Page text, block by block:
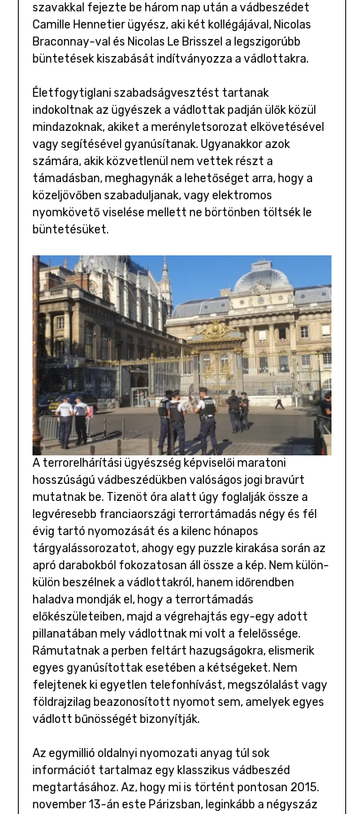
szavakkal fejezte be három nap után a vádbeszédet
Camille Hennetier ügyész, aki két kollégájával, Nicolas
Braconnay-val és Nicolas Le Brisszel a legszigorúbb
büntetések kiszabását indítványozza a vádlottakra.
Életfogytiglani szabadságvesztést tartanak
indokoltnak az ügyészek a vádlottak padján ülők közül
mindazoknak, akiket a merényletsorozat elkövetésével
vagy segítésével gyanúsítanak. Ugyanakkor azok
számára, akik közvetlenül nem vettek részt a
támadásban, meghagynák a lehetőséget arra, hogy a
közeljövőben szabaduljanak, vagy elektromos
nyomkövető viselése mellett ne börtönben töltsék le
büntetésüket.
A terrorelhárítási ügyészség képviselői maratoni
hosszúságú vádbeszédükben valóságos jogi bravúrt
mutatnak be. Tizenöt óra alatt úgy foglalják össze a
legvéresebb franciaországi terrortámadás négy és fél
évig tartó nyomozását és a kilenc hónapos
tárgyalássorozatot, ahogy egy puzzle kirakása során az
apró darabokból fokozatosan áll össze a kép. Nem külön-
külön beszélnek a vádlottakról, hanem időrendben
haladva mondják el, hogy a terrortámadás
előkészületeiben, majd a végrehajtás egy-egy adott
pillanatában mely vádlottnak mi volt a felelőssége.
Rámutatnak a perben feltárt hazugságokra, elismerik
egyes gyanúsítottak esetében a kétségeket. Nem
felejtenek ki egyetlen telefonhívást, megszólalást vagy
földrajzilag beazonosított nyomot sem, amelyek egyes
vádlott bűnösségét bizonyítják.
Az egymillió oldalnyi nyomozati anyag túl sok
információt tartalmaz egy klasszikus vádbeszéd
megtartásához. Az, hogy mi is történt pontosan 2015.
november 13-án este Párizsban, leginkább a négyszáz